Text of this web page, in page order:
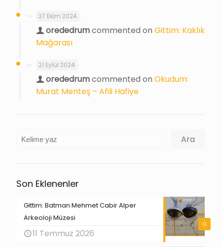
27 Ekim 2024
orededrumcommented on Gittim: Kaklık
Mağarası
21 Eylül 2024
orededrumcommented on Okudum:
Murat Menteş – Afili Hafiye
Ara Ara
Son Eklenenler
0
Gittim: Batman Mehmet Cabir Alper
Arkeoloji Müzesi
11 Temmuz 2026